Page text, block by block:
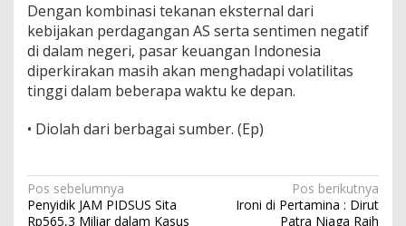
Dengan kombinasi tekanan eksternal dari
kebijakan perdagangan AS serta sentimen negatif
di dalam negeri, pasar keuangan Indonesia
diperkirakan masih akan menghadapi volatilitas
tinggi dalam beberapa waktu ke depan.
• Diolah dari berbagai sumber. (Ep)
N
a
Pos sebelumnya
Penyidik JAM PIDSUS Sita
Rp565,3 Miliar dalam Kasus
Pos berikutnya
Ironi di Pertamina : Dirut
Patra Niaga Raih